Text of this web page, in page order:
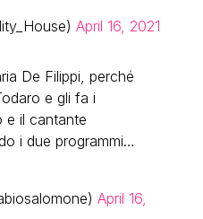
April 16, 2021
De Filippi, perché
e gli fa i
e il cantante
i due programmi…
April 16,